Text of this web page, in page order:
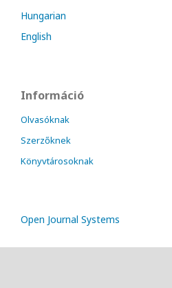
Hungarian
English
Információ
Olvasóknak
Szerzőknek
Könyvtárosoknak
Open Journal Systems